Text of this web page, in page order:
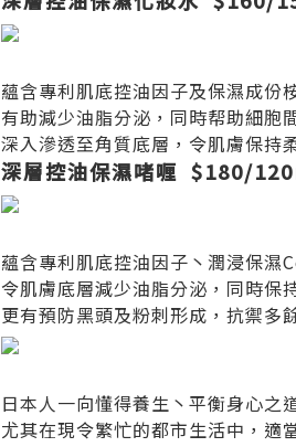
蘊含專利肌底控油因子及保濕成份
有助減少油脂分泌，同時帮助細胞
深入滲透至角質底層，令肌膚保持
深層控油保濕啫喱 $180/
蘊含專利肌底控油因子丶潤浸保
令肌膚底層減少油脂分泌，同時保
更有預防黑頭及粉刺形成，抗禦多
日本人一向懂得養生丶平衡身心之
尤其在現令繁忙的都市生活中，適